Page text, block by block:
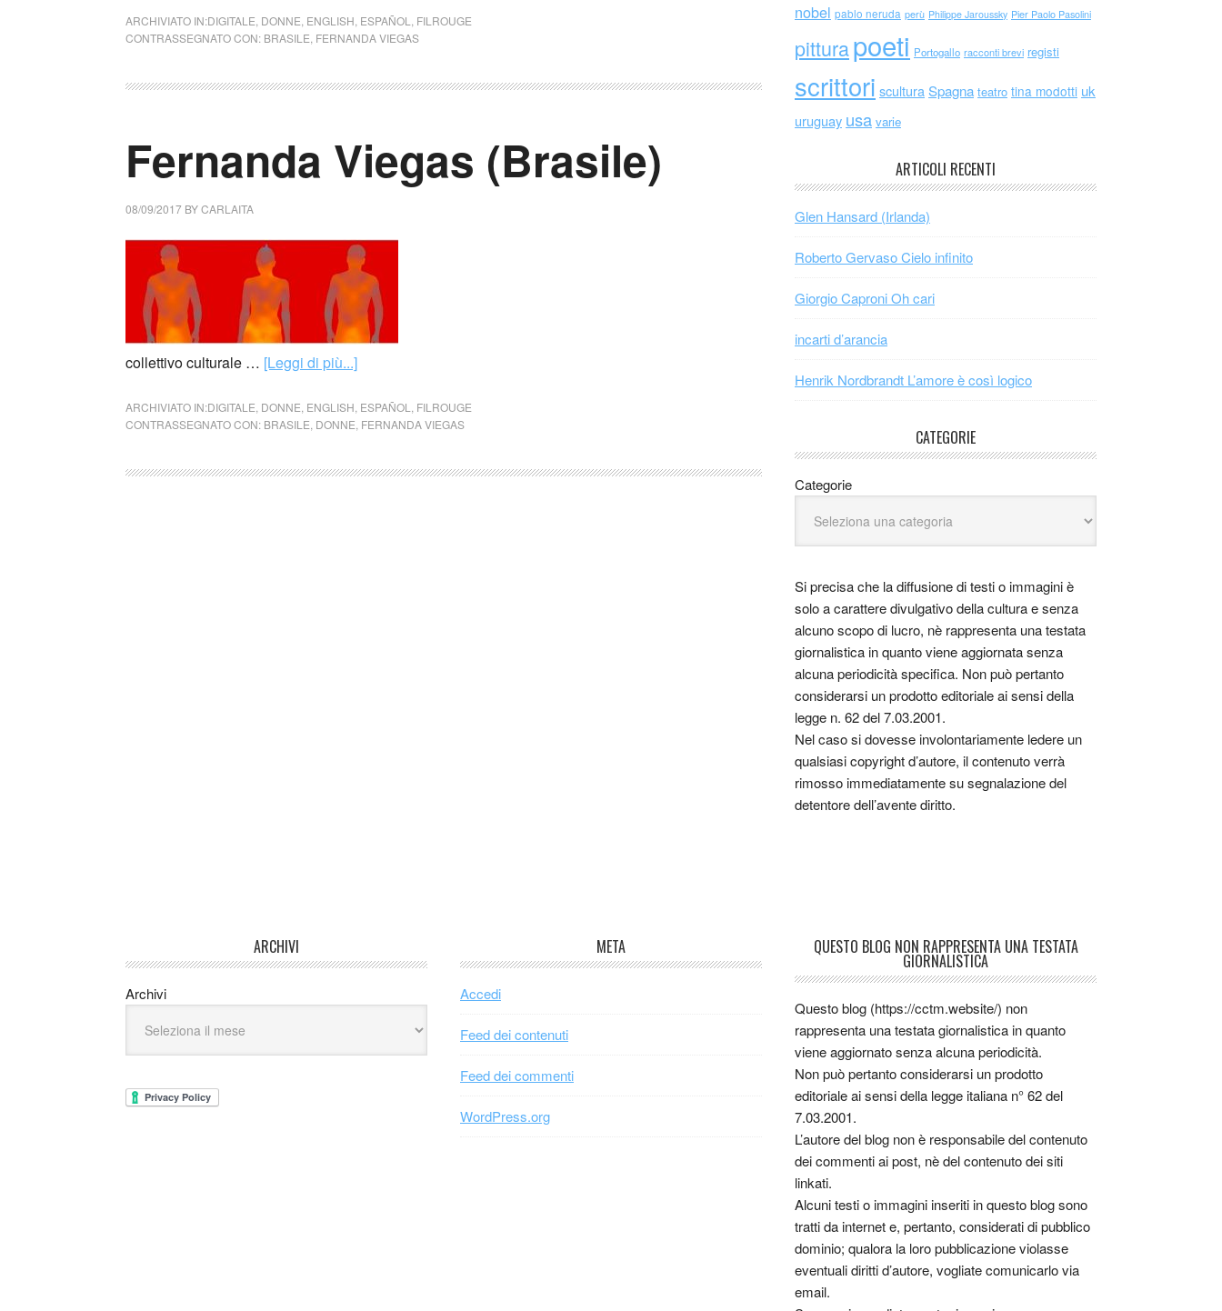
ARCHIVIATO IN:DIGITALE DONNE ENGLISH ESPAÑOL
FILROUGE
CONTRASSEGNATO CON: BRASILE FERNANDA VIEGAS
Fernanda Viegas (Brasile)
08/09/2017 BYCARLAITA
collettivo culturale … [Leggi di più...]
ARCHIVIATO IN:DIGITALE DONNE ENGLISH ESPAÑOL
FILROUGE
CONTRASSEGNATO CON: BRASILE DONNE FERNANDA VIEGAS
nobel pablo neruda perù Philippe Jaroussky Pier Paolo Pasolini
pitturapoeti Portogallo racconti brevi registi
scrittori scultura Spagna teatro tina modotti uk
uruguay usa varie
ARTICOLI RECENTI
Glen Hansard (Irlanda)
Roberto Gervaso Cielo infinito
Giorgio Caproni Oh cari
incarti d’arancia
Henrik Nordbrandt L’amore è così logico
CATEGORIE
Categorie
Si precisa che la diffusione di testi o immagini è
solo a carattere divulgativo della cultura e senza
alcuno scopo di lucro, nè rappresenta una testata
giornalistica in quanto viene aggiornata senza
alcuna periodicità specifica. Non può pertanto
considerarsi un prodotto editoriale ai sensi della
legge n. 62 del 7.03.2001.
Nel caso si dovesse involontariamente ledere un
qualsiasi copyright d’autore, il contenuto verrà
rimosso immediatamente su segnalazione del
detentore dell’avente diritto.
ARCHIVI
Archivi
META
Accedi
Feed dei contenuti
Feed dei commenti
WordPress.org
QUESTO BLOG NON RAPPRESENTA UNA TESTATA
GIORNALISTICA
Questo blog (https://cctm.website/) non
rappresenta una testata giornalistica in quanto
viene aggiornato senza alcuna periodicità.
Non può pertanto considerarsi un prodotto
editoriale ai sensi della legge italiana n° 62 del
7.03.2001.
L’autore del blog non è responsabile del contenuto
dei commenti ai post, nè del contenuto dei siti
linkati.
Alcuni testi o immagini inseriti in questo blog sono
tratti da internet e, pertanto, considerati di pubblico
dominio; qualora la loro pubblicazione violasse
eventuali diritti d’autore, vogliate comunicarlo via
email.